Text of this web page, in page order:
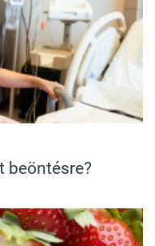
beöntésre?